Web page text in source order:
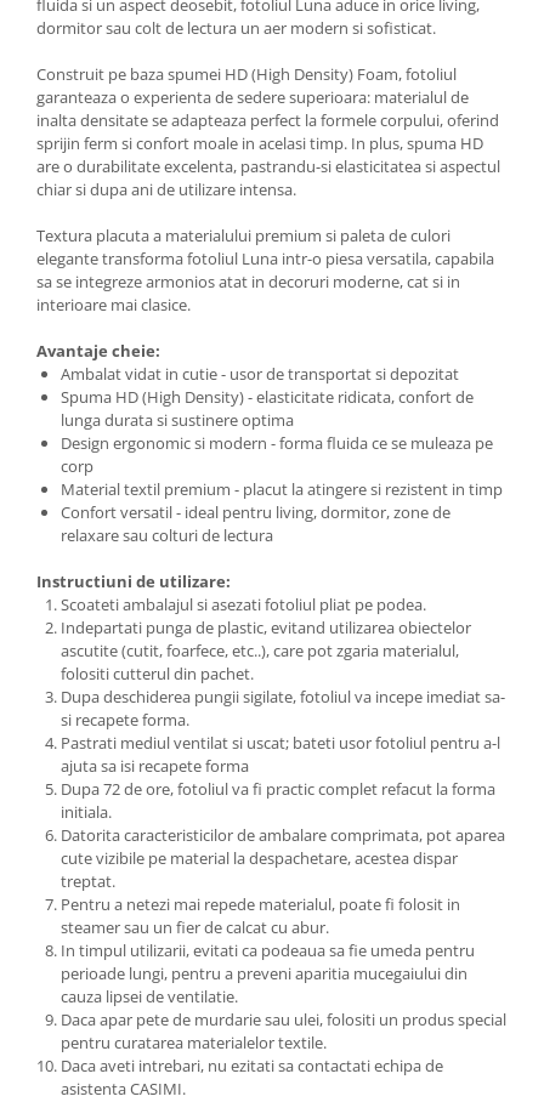
fluida si un aspect deosebit, fotoliul Luna aduce in orice living,
dormitor sau colt de lectura un aer modern si sofisticat.
Construit pe baza spumei HD (High Density) Foam, fotoliul
garanteaza o experienta de sedere superioara: materialul de
inalta densitate se adapteaza perfect la formele corpului, oferind
sprijin ferm si confort moale in acelasi timp. In plus, spuma HD
are o durabilitate excelenta, pastrandu-si elasticitatea si aspectul
chiar si dupa ani de utilizare intensa.
Textura placuta a materialului premium si paleta de culori
elegante transforma fotoliul Luna intr-o piesa versatila, capabila
sa se integreze armonios atat in decoruri moderne, cat si in
interioare mai clasice.
Avantaje cheie:
Ambalat vidat in cutie - usor de transportat si depozitat
Spuma HD (High Density) - elasticitate ridicata, confort de
lunga durata si sustinere optima
Design ergonomic si modern - forma fluida ce se muleaza pe
corp
Material textil premium - placut la atingere si rezistent in timp
Confort versatil - ideal pentru living, dormitor, zone de
relaxare sau colturi de lectura
Instructiuni de utilizare:
Scoateti ambalajul si asezati fotoliul pliat pe podea.
Indepartati punga de plastic, evitand utilizarea obiectelor
ascutite (cutit, foarfece, etc..), care pot zgaria materialul,
folositi cutterul din pachet.
Dupa deschiderea pungii sigilate, fotoliul va incepe imediat sa-
si recapete forma.
Pastrati mediul ventilat si uscat; bateti usor fotoliul pentru a-l
ajuta sa isi recapete forma
Dupa 72 de ore, fotoliul va fi practic complet refacut la forma
initiala.
Datorita caracteristicilor de ambalare comprimata, pot aparea
cute vizibile pe material la despachetare, acestea dispar
treptat.
Pentru a netezi mai repede materialul, poate fi folosit in
steamer sau un fier de calcat cu abur.
In timpul utilizarii, evitati ca podeaua sa fie umeda pentru
perioade lungi, pentru a preveni aparitia mucegaiului din
cauza lipsei de ventilatie.
Daca apar pete de murdarie sau ulei, folositi un produs special
pentru curatarea materialelor textile.
Daca aveti intrebari, nu ezitati sa contactati echipa de
asistenta CASIMI.